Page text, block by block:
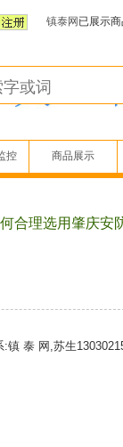
镇泰网 已展示商
控 商品展示
合理选用肇庆安
泰 网,苏生